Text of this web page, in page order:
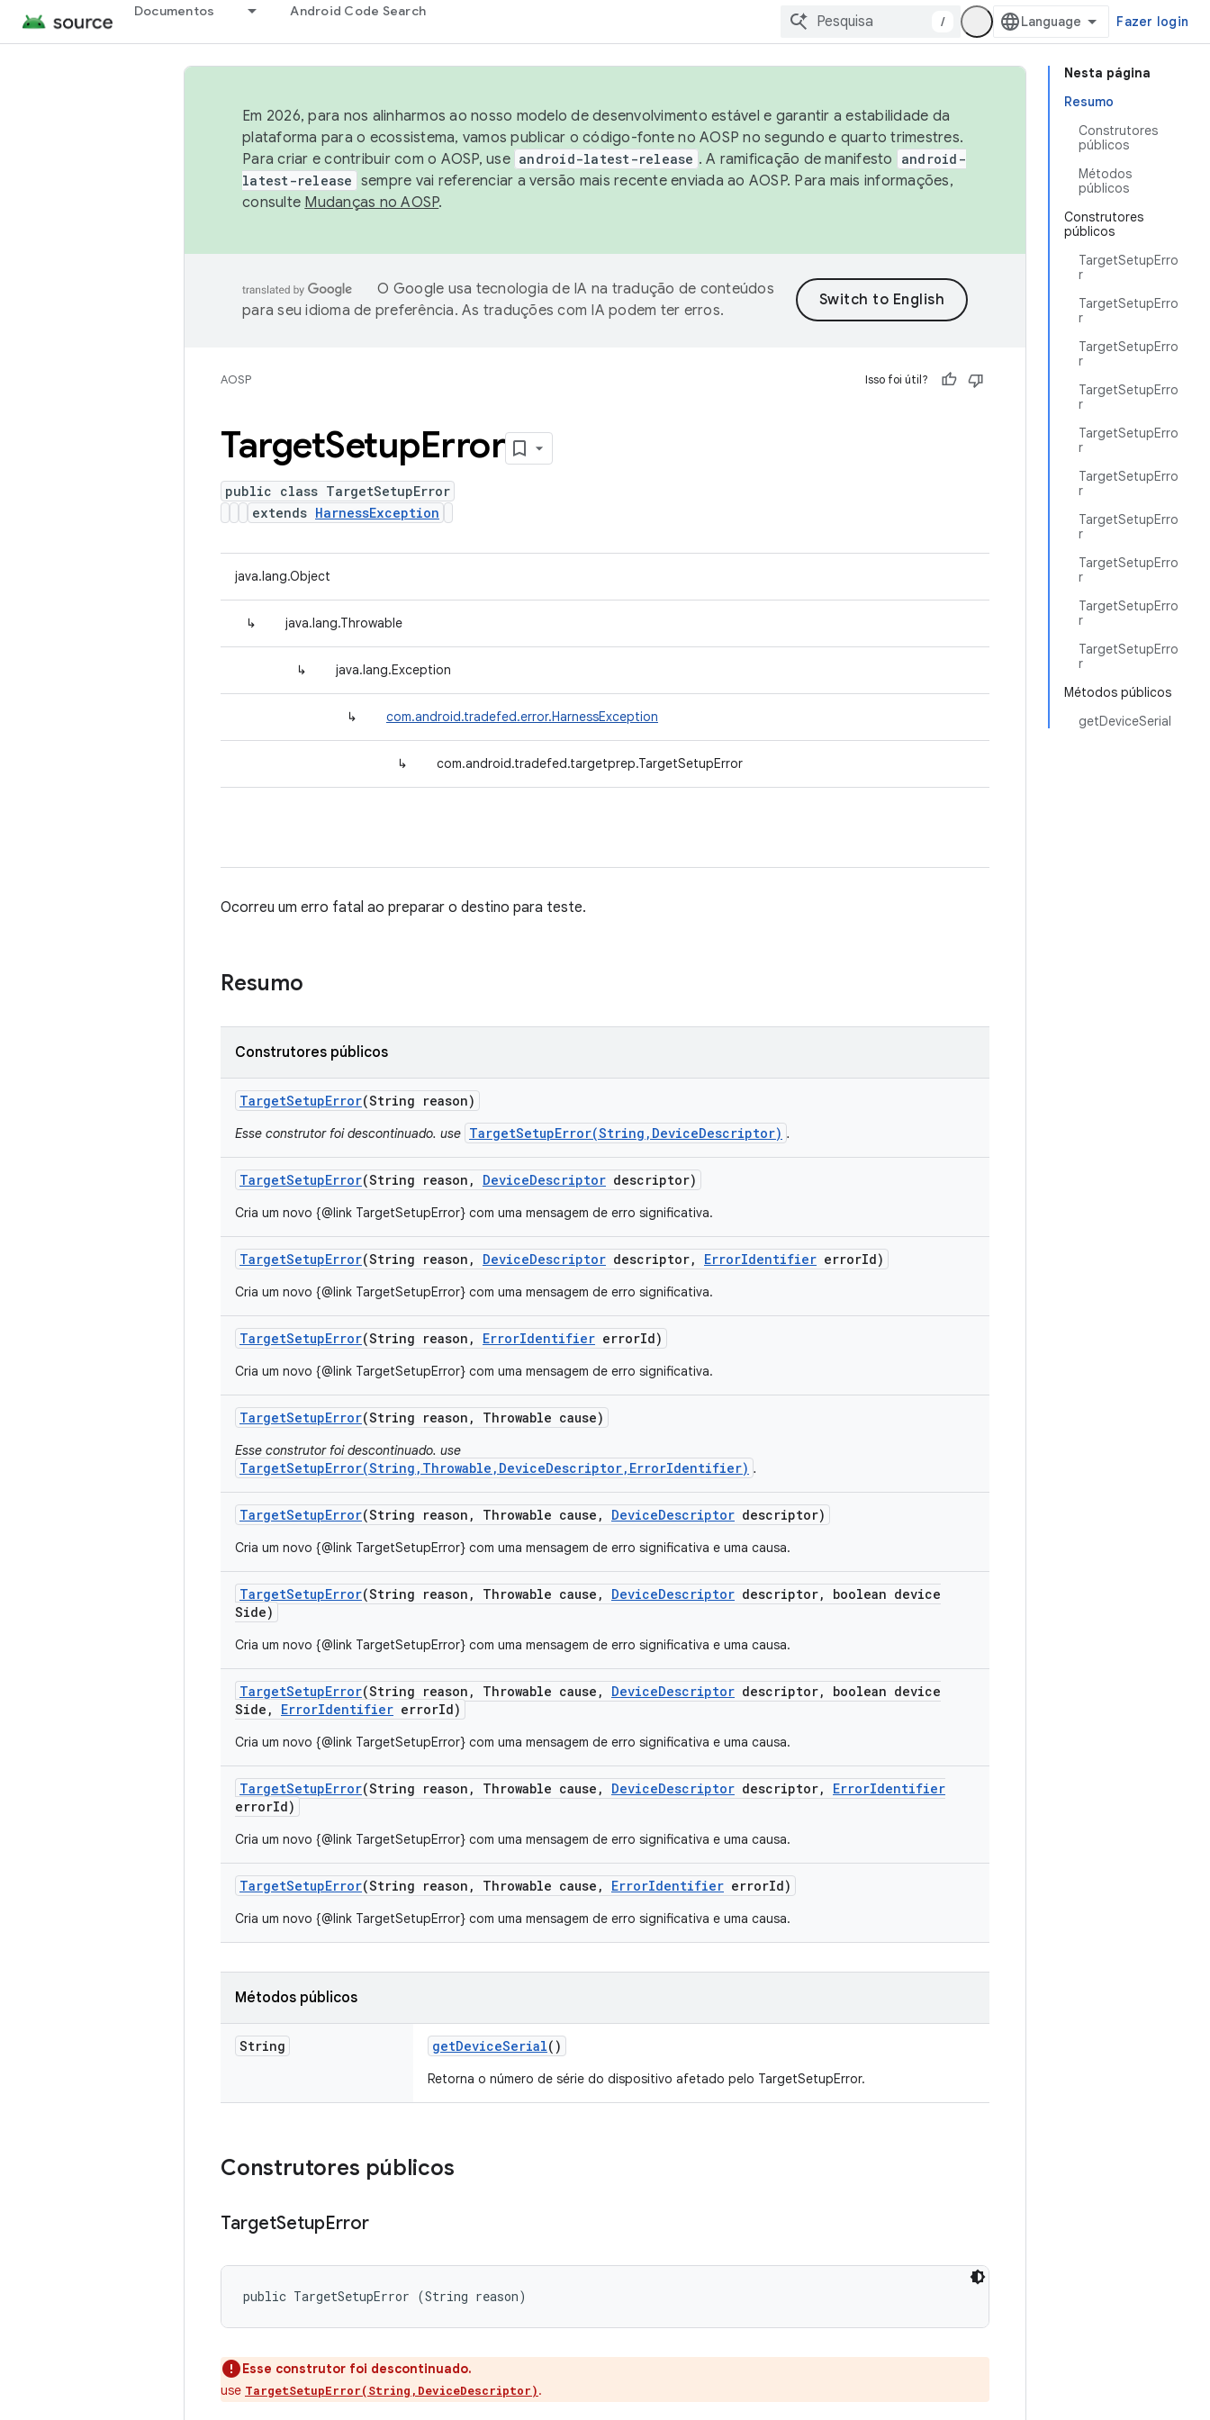
Documentos Android Code Search
/ Fazer login
Nesta página
Resumo
Construtores
públicos
Métodos
públicos
Construtores
públicos
TargetSetupErro
r
TargetSetupErro
r
TargetSetupErro
r
TargetSetupErro
r
TargetSetupErro
r
TargetSetupErro
r
TargetSetupErro
r
TargetSetupErro
r
TargetSetupErro
r
TargetSetupErro
r
Métodos públicos
getDeviceSerial
Em 2026, para nos alinharmos ao nosso modelo de desenvolvimento estável e garantir a estabilidade da
plataforma para o ecossistema, vamos publicar o código-fonte no AOSP no segundo e quarto trimestres.
Para criar e contribuir com o AOSP, use android-latest-release . A ramificação de manifesto
android-
latest-release sempre vai referenciar a versão mais recente enviada ao AOSP. Para mais informações,
consulte Mudanças no AOSP.
O Google usa tecnologia de IA na tradução de conteúdos
para seu idioma de preferência. As traduções com IA podem ter erros.
AOSP Isso foi útil?
TargetSetupError
public class TargetSetupError
extends HarnessException
java.lang.Object
↳ java.lang.Throwable
↳ java.lang.Exception
↳ com.android.tradefed.error.HarnessException
↳ com.android.tradefed.targetprep.TargetSetupError
Ocorreu um erro fatal ao preparar o destino para teste.
Resumo
Construtores públicos
TargetSetupError(String reason)
Esse construtor foi descontinuado. use TargetSetupError(String,DeviceDescriptor) .
TargetSetupError(String reason , DeviceDescriptor descriptor)
Cria um novo {@link TargetSetupError} com uma mensagem de erro significativa.
TargetSetupError(String reason , DeviceDescriptor descriptor, ErrorIdentifier errorId)
Cria um novo {@link TargetSetupError} com uma mensagem de erro significativa.
TargetSetupError(String reason , ErrorIdentifier errorId)
Cria um novo {@link TargetSetupError} com uma mensagem de erro significativa.
TargetSetupError(String reason , Throwable cause)
Esse construtor foi descontinuado. use
TargetSetupError(String,Throwable,DeviceDescriptor,ErrorIdentifier) .
TargetSetupError(String reason , Throwable cause , DeviceDescriptor descriptor)
Cria um novo {@link TargetSetupError} com uma mensagem de erro significativa e uma causa.
TargetSetupError(String reason , Throwable cause , DeviceDescriptor descriptor,
boolean device
Side)
Cria um novo {@link TargetSetupError} com uma mensagem de erro significativa e uma causa.
TargetSetupError(String reason , Throwable cause , DeviceDescriptor descriptor,
boolean device
Side , ErrorIdentifier errorId)
Cria um novo {@link TargetSetupError} com uma mensagem de erro significativa e uma causa.
TargetSetupError(String reason , Throwable cause , DeviceDescriptor descriptor, ErrorIdentifier
errorId)
Cria um novo {@link TargetSetupError} com uma mensagem de erro significativa e uma causa.
TargetSetupError(String reason , Throwable cause , ErrorIdentifier errorId)
Cria um novo {@link TargetSetupError} com uma mensagem de erro significativa e uma causa.
Métodos públicos
String getDeviceSerial()
Retorna o número de série do dispositivo afetado pelo TargetSetupError.
Construtores públicos
TargetSetupError
public TargetSetupError (String reason)
Esse construtor foi descontinuado.
use TargetSetupError(String,DeviceDescriptor).